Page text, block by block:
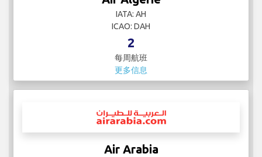
IATA: AH
ICAO: DAH
2
每周航班
更多信息
Air Arabia